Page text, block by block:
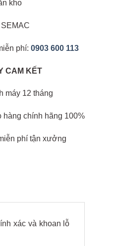
kho
phí:0903 600 113
CAM KẾT
máy 12 tháng
hàng chính hãng 100%
phí tận xưởng
xác và khoan lỗ